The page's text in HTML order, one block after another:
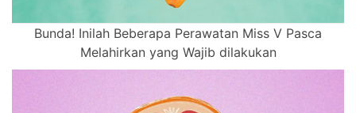
Bunda! Inilah Beberapa Perawatan Miss V Pasca
Melahirkan yang Wajib dilakukan